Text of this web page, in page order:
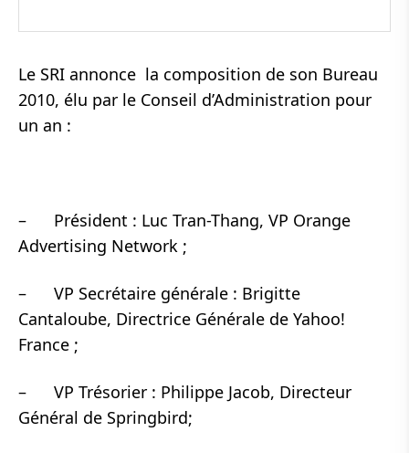
Le SRI annonce la composition de son Bureau
2010, élu par le Conseil d’Administration pour
un an :
– Président : Luc Tran-Thang, VP Orange
Advertising Network ;
– VP Secrétaire générale : Brigitte
Cantaloube, Directrice Générale de Yahoo!
France ;
– VP Trésorier : Philippe Jacob, Directeur
Général de Springbird;